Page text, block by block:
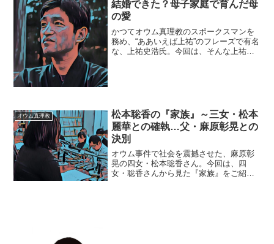
結婚できた？母子家庭で育んだ母
の愛
かつてオウム真理教のスポークスマンを
務め、“ああいえば上祐”のフレーズで有名
な、上祐史浩氏。今回は、そんな上祐氏
オウム真理教
松本聡香の『家族』～三女・松本
麗華との確執…父・麻原彰晃との
決別
オウム事件で社会を震撼させた、麻原彰
晃の四女・松本聡香さん。今回は、四
女・聡香さんから見た『家族』をご紹介